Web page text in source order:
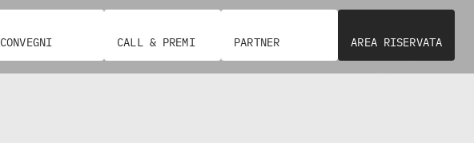
CONVEGNI CALL & PREMI PARTNER AREA RISERVATA